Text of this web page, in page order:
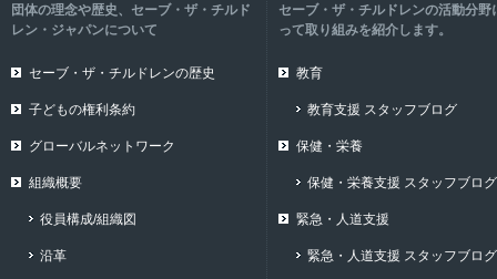
団体の理念や歴史、セーブ・ザ・チルド
レン・ジャパンについて
セーブ・ザ・チルドレンの歴史
子どもの権利条約
グローバルネットワーク
組織概要
役員構成/組織図
沿革
セーブ・ザ・チルドレンの活動分野
って取り組みを紹介します。
教育
教育支援 スタッフブログ
保健・栄養
保健・栄養支援 スタッフブログ
緊急・人道支援
緊急・人道支援 スタッフブログ